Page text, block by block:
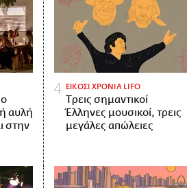
αυλή
στην
ΕΙΚΟΣΙ ΧΡΟΝΙΑ LIFO
Tρεις σημαντικοί
Έλληνες μουσικοί, τρεις
μεγάλες απώλειες